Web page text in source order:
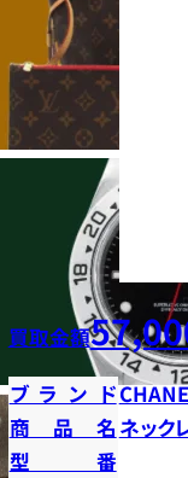
買取金額
ブランド
商品名 ネック
型番